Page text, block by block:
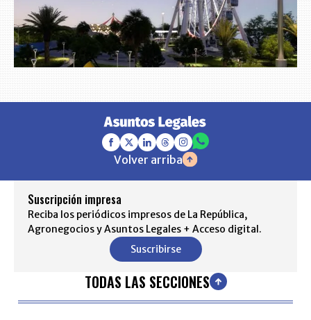
Volver arriba
Suscripción impresa
Reciba los periódicos impresos de La República,
Agronegocios y Asuntos Legales + Acceso digital.
Suscribirse
TODAS LAS SECCIONES